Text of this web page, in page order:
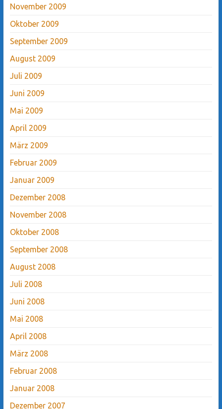
November 2009
Oktober 2009
September 2009
August 2009
Juli 2009
Juni 2009
Mai 2009
April 2009
März 2009
Februar 2009
Januar 2009
Dezember 2008
November 2008
Oktober 2008
September 2008
August 2008
Juli 2008
Juni 2008
Mai 2008
April 2008
März 2008
Februar 2008
Januar 2008
Dezember 2007